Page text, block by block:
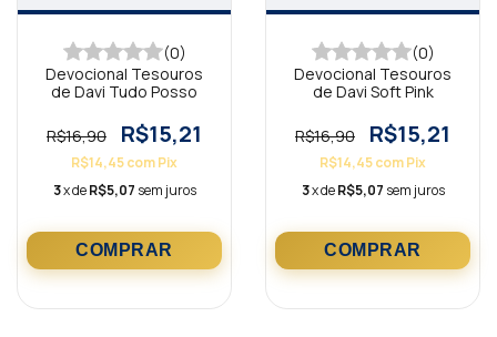
(0)
Devocional Tesouros
de Davi Tudo Posso
R$16,90 R$15,21
R$14,45comPix
3x deR$5,07 sem juros
(0)
Devocional Tesouros
de Davi Soft Pink
R$16,90 R$15,21
R$14,45comPix
3x deR$5,07 sem juros